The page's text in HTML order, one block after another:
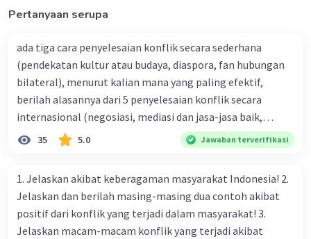
Iklan
Pertanyaan serupa
ada tiga cara penyelesaian konflik secara sederhana
(pendekatan kultur atau budaya, diaspora, fan hubungan
bilateral), menurut kalian mana yang paling efektif,
berilah alasannya dari 5 penyelesaian konflik secara
internasional (negosiasi, mediasi dan jasa-jasa baik,
konsiliasi, penyelidikan, dan penyelesaian di bawah
naungan organisasi PBB), menurut kalian mana yang
35 5.0 Jawaban terverifikasi
1. Jelaskan akibat keberagaman masyarakat Indonesia! 2.
Jelaskan dan berilah masing-masing dua contoh akibat
positif dari konflik yang terjadi dalam masyarakat! 3.
Jelaskan macam-macam konflik yang terjadi akibat